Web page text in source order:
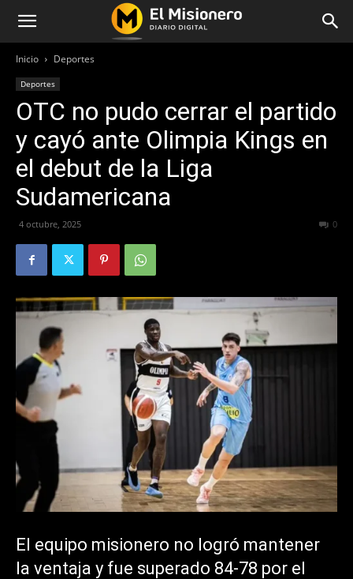
Inicio Deportes
Deportes
OTC no pudo cerrar el partido
y cayó ante Olimpia Kings en
el debut de la Liga
Sudamericana
4 octubre, 2025 0
El equipo misionero no logró mantener
la ventaja y fue superado 84-78 por el